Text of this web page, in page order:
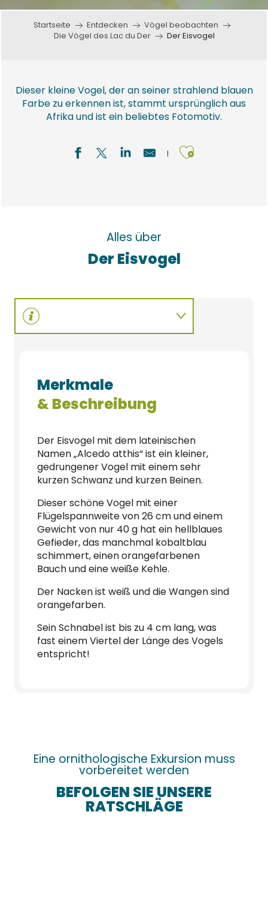
Startseite Entdecken
Vögel beobachten
Die Vögel des Lac du Der
Der Eisvogel
Dieser kleine Vogel, der an seiner strahlend blauen
Farbe zu erkennen ist, stammt ursprünglich aus
Afrika und ist ein beliebtes Fotomotiv.
Ajouter
Alles über
Der Eisvogel
Merkmale
& Beschreibung
Der Eisvogel mit dem lateinischen
Namen „Alcedo atthis“ ist ein kleiner,
gedrungener Vogel mit einem sehr
kurzen Schwanz und kurzen Beinen.
Dieser schöne Vogel mit einer
Flügelspannweite von 26 cm und einem
Gewicht von nur 40 g hat ein hellblaues
Gefieder, das manchmal kobaltblau
schimmert, einen orangefarbenen
Bauch und eine weiße Kehle.
Der Nacken ist weiß und die Wangen sind
orangefarben.
Sein Schnabel ist bis zu 4 cm lang, was
fast einem Viertel der Länge des Vogels
entspricht!
Eine ornithologische Exkursion muss
vorbereitet werden
BEFOLGEN SIE UNSERE
RATSCHLÄGE